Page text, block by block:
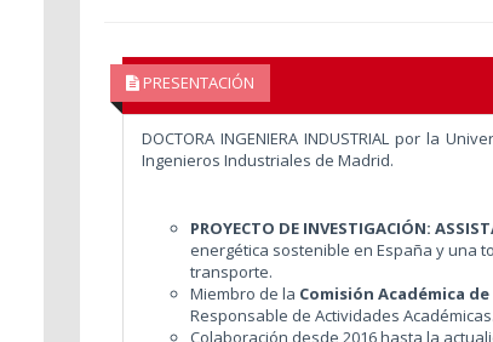
PRESENTACIÓN
DOCTORA INGENIERA INDUSTRIAL por la
Ingenieros Industriales de Madrid.
PROYECTO DE INVESTIGACIÓN:
energética sostenible en España y una
transporte.
Miembro de la Comisión Académica
Responsable de Actividades Académicas.
Colaboración desde 2016 hasta la